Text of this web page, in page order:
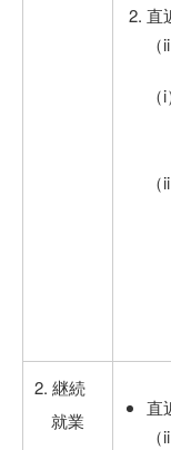
直
2. 継続
就業
直